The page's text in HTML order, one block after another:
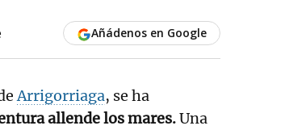
Añádenos en Google
Arrigorriaga, se ha
allende los mares.Una